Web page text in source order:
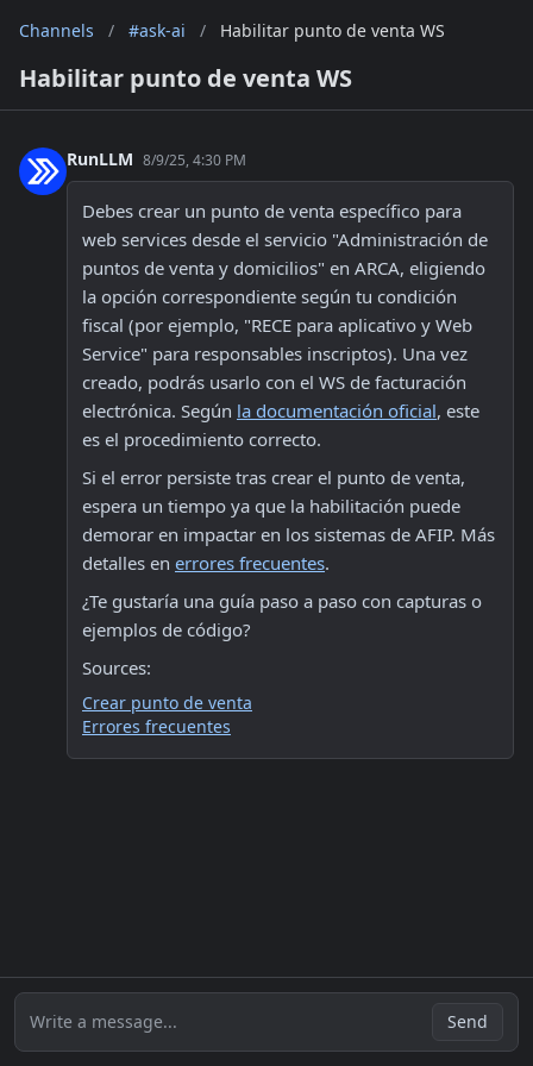
Channels / #ask-ai / Habilitar punto de venta WS
Habilitar punto de venta WS
RunLLM 8/9/25, 4:30 PM
Debes crear un punto de venta específico para
web services desde el servicio "Administración de
puntos de venta y domicilios" en ARCA, eligiendo
la opción correspondiente según tu condición
fiscal (por ejemplo, "RECE para aplicativo y Web
Service" para responsables inscriptos). Una vez
creado, podrás usarlo con el WS de facturación
electrónica. Según la documentación oficial, este
es el procedimiento correcto.
Si el error persiste tras crear el punto de venta,
espera un tiempo ya que la habilitación puede
demorar en impactar en los sistemas de AFIP. Más
detalles en errores frecuentes.
¿Te gustaría una guía paso a paso con capturas o
ejemplos de código?
Sources:
Crear punto de venta
Errores frecuentes
Write a message... Send